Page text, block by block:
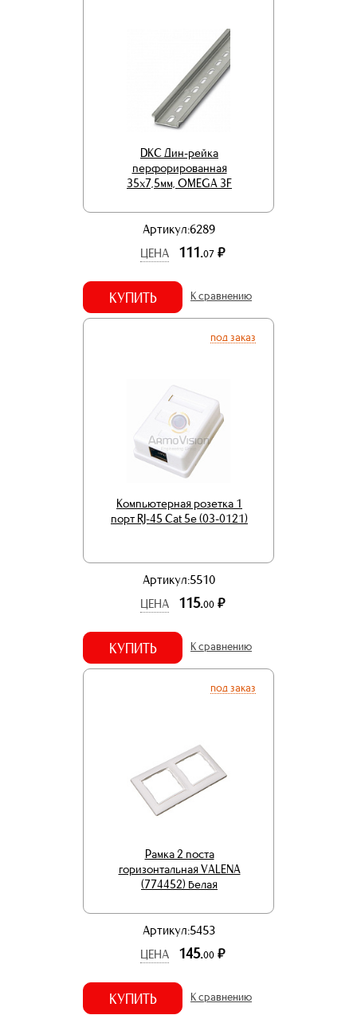
DKC Дин-рейка
перфорированная
35х7,5мм, OMEGA 3F
Артикул:6289
ЦЕНА
111.07 р.
КУПИТЬ К сравнению
под заказ
Компьютерная розетка 1
порт RJ-45 Cat 5e (03-0121)
Артикул:5510
ЦЕНА
115.00 р.
КУПИТЬ К сравнению
под заказ
Рамка 2 поста
горизонтальная VALENA
(774452) белая
Артикул:5453
ЦЕНА
145.00 р.
КУПИТЬ К сравнению